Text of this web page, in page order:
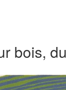
bois,